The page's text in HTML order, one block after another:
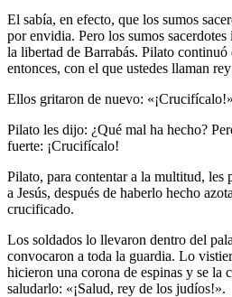
El sabía, en efecto, que los sumos
por envidia. Pero los sumos
la libertad de Barrabás. Pilato
entonces, con el que ustedes llaman
Ellos gritaron de nuevo:
Pilato les dijo: ¿Qué mal ha hecho?
fuerte: ¡Crucifícalo!
Pilato, para contentar a la multitud, les
a Jesús, después de haberlo hecho
crucificado.
Los soldados lo llevaron dentro del
convocaron a toda la guardia. Lo
hicieron una corona de espinas y se la
saludarlo: «¡Salud, rey de los judíos!».